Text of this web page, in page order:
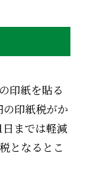
印紙を貼る
印紙税がか
までは軽減
となるとこ